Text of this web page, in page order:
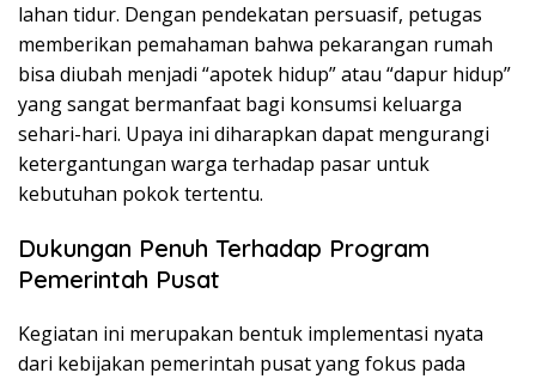
lahan tidur. Dengan pendekatan persuasif, petugas
memberikan pemahaman bahwa pekarangan rumah
bisa diubah menjadi “apotek hidup” atau “dapur hidup”
yang sangat bermanfaat bagi konsumsi keluarga
sehari-hari. Upaya ini diharapkan dapat mengurangi
ketergantungan warga terhadap pasar untuk
kebutuhan pokok tertentu.
Dukungan Penuh Terhadap Program
Pemerintah Pusat
Kegiatan ini merupakan bentuk implementasi nyata
dari kebijakan pemerintah pusat yang fokus pada